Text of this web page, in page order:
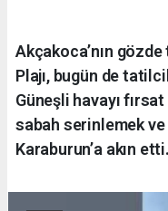
Akçakoca’nın
Plajı, bugün de
Güneşli havayı
sabah serinlemek
Karaburun’a akın etti.